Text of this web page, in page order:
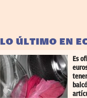
LO ÚLTIMO EN
Es